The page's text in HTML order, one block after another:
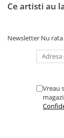
Ce artisti au
Newsletter Nu
Vreau